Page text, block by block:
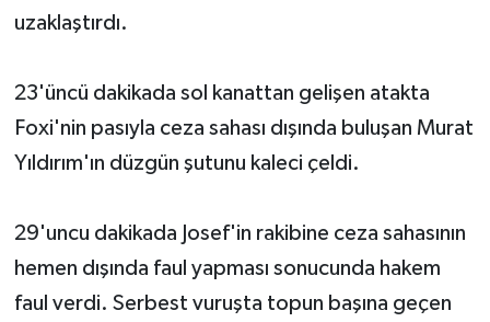
uzaklaştırdı.
23'üncü dakikada sol kanattan gelişen atakta
Foxi'nin pasıyla ceza sahası dışında buluşan Murat
Yıldırım'ın düzgün şutunu kaleci çeldi.
29'uncu dakikada Josef'in rakibine ceza sahasının
hemen dışında faul yapması sonucunda hakem
faul verdi. Serbest vuruşta topun başına geçen